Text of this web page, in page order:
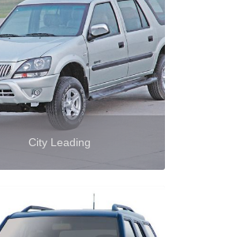
City Leading